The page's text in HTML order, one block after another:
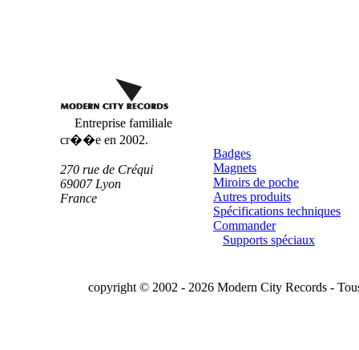
Entreprise familiale
cr��e en 2002.
270 rue de Créqui
69007 Lyon
France
Badges
Magnets
Miroirs de poche
Autres produits
Spécifications techniques
Commander
Supports spéciaux
copyright © 2002 - 2026 Modern City Records -